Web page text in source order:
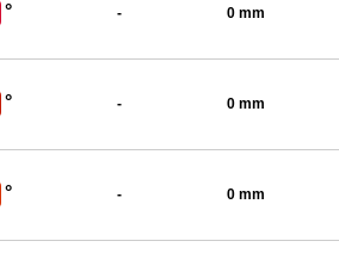
° - 0 mm
° - 0 mm
° - 0 mm